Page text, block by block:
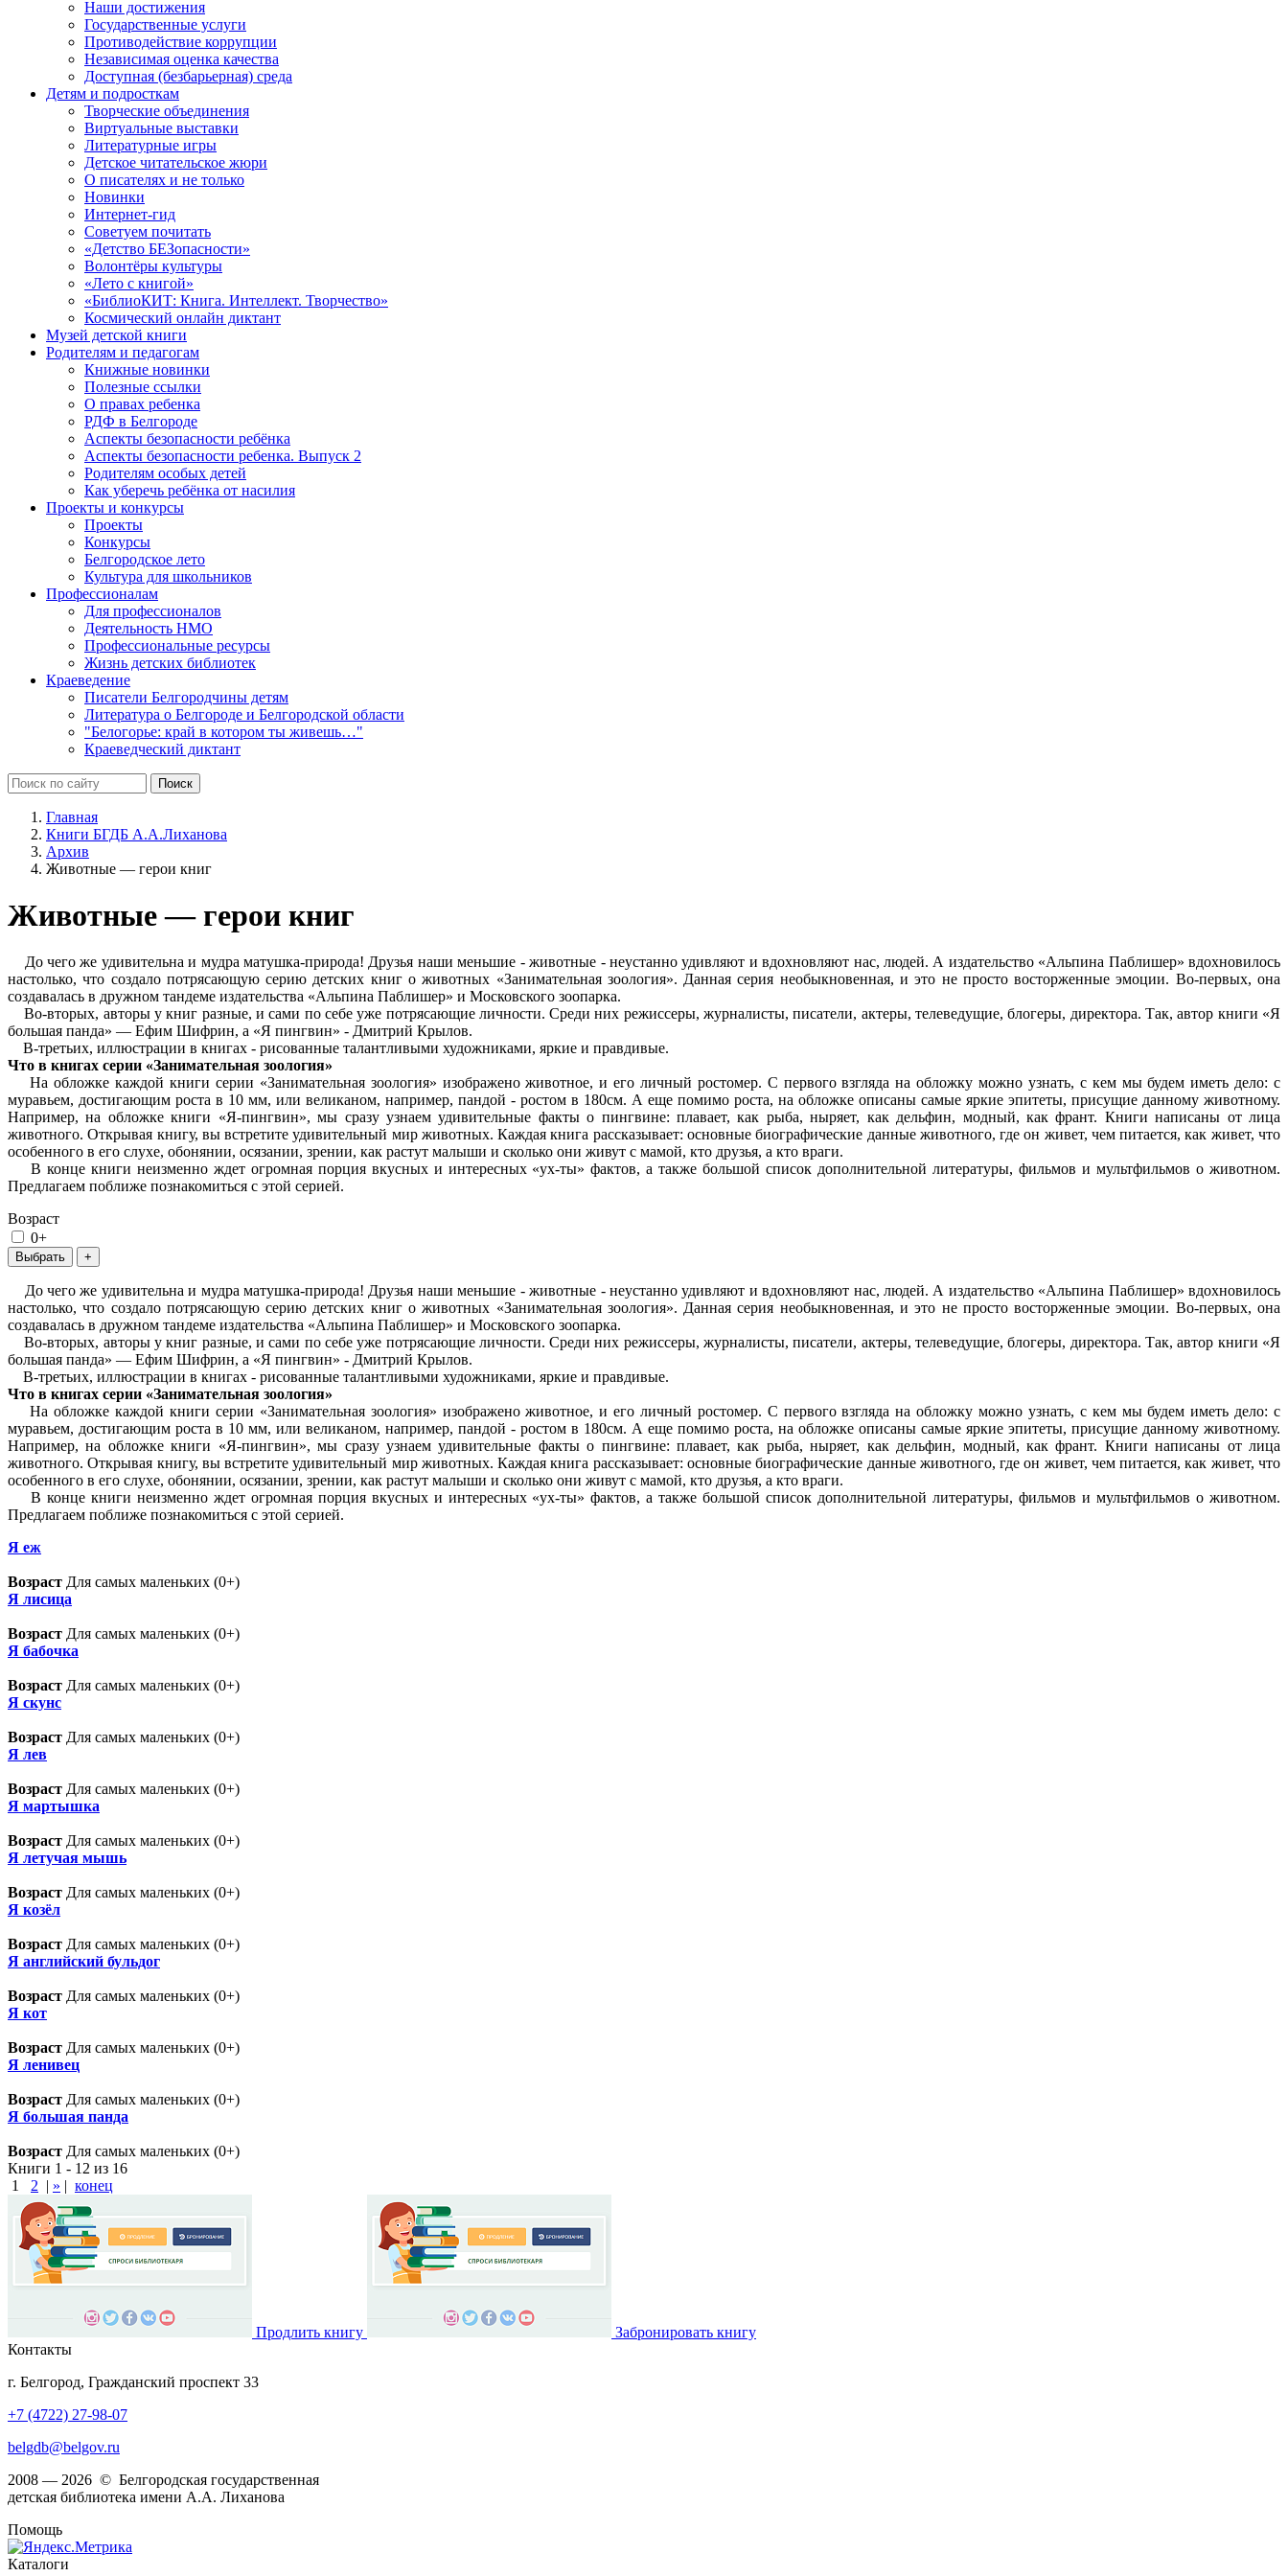
Наши достижения
Государственные услуги
Противодействие коррупции
Независимая оценка качества
Доступная (безбарьерная) среда
Детям и подросткам
Творческие объединения
Виртуальные выставки
Литературные игры
Детское читательское жюри
О писателях и не только
Новинки
Интернет-гид
Советуем почитать
«Детство БЕЗопасности»
Волонтёры культуры
«Лето с книгой»
«БиблиоКИТ: Книга. Интеллект. Творчество»
Космический онлайн диктант
Музей детской книги
Родителям и педагогам
Книжные новинки
Полезные ссылки
О правах ребенка
РДФ в Белгороде
Аспекты безопасности ребёнка
Аспекты безопасности ребенка. Выпуск 2
Родителям особых детей
Как уберечь ребёнка от насилия
Проекты и конкурсы
Проекты
Конкурсы
Белгородское лето
Культура для школьников
Профессионалам
Для профессионалов
Деятельность НМО
Профессиональные ресурсы
Жизнь детских библиотек
Краеведение
Писатели Белгородчины детям
Литература о Белгороде и Белгородской области
"Белогорье: край в котором ты живешь…"
Краеведческий диктант
Главная
Книги БГДБ А.А.Лиханова
Архив
Животные — герои книг
Животные — герои книг
До чего же удивительна и мудра матушка-природа! Друзья наши меньшие - животные - неустанно удивляют и вдохновляют нас, людей. А издательство «Альпина Паблишер» вдохновилось
настолько, что создало потрясающую серию детских книг о животных «Занимательная зоология». Данная серия необыкновенная, и это не просто восторженные эмоции. Во-первых, она
создавалась в дружном тандеме издательства «Альпина Паблишер» и Московского зоопарка.
Во-вторых, авторы у книг разные, и сами по себе уже потрясающие личности. Среди них режиссеры, журналисты, писатели, актеры, телеведущие, блогеры, директора. Так, автор книги «Я
большая панда» — Ефим Шифрин, а «Я пингвин» - Дмитрий Крылов.
В-третьих, иллюстрации в книгах - рисованные талантливыми художниками, яркие и правдивые.
Что в книгах серии «Занимательная зоология»
На обложке каждой книги серии «Занимательная зоология» изображено животное, и его личный ростомер. С первого взгляда на обложку можно узнать, с кем мы будем иметь дело: с
муравьем, достигающим роста в 10 мм, или великаном, например, пандой - ростом в 180см. А еще помимо роста, на обложке описаны самые яркие эпитеты, присущие данному животному.
Например, на обложке книги «Я-пингвин», мы сразу узнаем удивительные факты о пингвине: плавает, как рыба, ныряет, как дельфин, модный, как франт. Книги написаны от лица
животного. Открывая книгу, вы встретите удивительный мир животных. Каждая книга рассказывает: основные биографические данные животного, где он живет, чем питается, как живет, что
особенного в его слухе, обонянии, осязании, зрении, как растут малыши и сколько они живут с мамой, кто друзья, а кто враги.
В конце книги неизменно ждет огромная порция вкусных и интересных «ух-ты» фактов, а также большой список дополнительной литературы, фильмов и мультфильмов о животном.
Предлагаем поближе познакомиться с этой серией.
Возраст
0+
До чего же удивительна и мудра матушка-природа! Друзья наши меньшие - животные - неустанно удивляют и вдохновляют нас, людей. А издательство «Альпина Паблишер» вдохновилось
настолько, что создало потрясающую серию детских книг о животных «Занимательная зоология». Данная серия необыкновенная, и это не просто восторженные эмоции. Во-первых, она
создавалась в дружном тандеме издательства «Альпина Паблишер» и Московского зоопарка.
Во-вторых, авторы у книг разные, и сами по себе уже потрясающие личности. Среди них режиссеры, журналисты, писатели, актеры, телеведущие, блогеры, директора. Так, автор книги «Я
большая панда» — Ефим Шифрин, а «Я пингвин» - Дмитрий Крылов.
В-третьих, иллюстрации в книгах - рисованные талантливыми художниками, яркие и правдивые.
Что в книгах серии «Занимательная зоология»
На обложке каждой книги серии «Занимательная зоология» изображено животное, и его личный ростомер. С первого взгляда на обложку можно узнать, с кем мы будем иметь дело: с
муравьем, достигающим роста в 10 мм, или великаном, например, пандой - ростом в 180см. А еще помимо роста, на обложке описаны самые яркие эпитеты, присущие данному животному.
Например, на обложке книги «Я-пингвин», мы сразу узнаем удивительные факты о пингвине: плавает, как рыба, ныряет, как дельфин, модный, как франт. Книги написаны от лица
животного. Открывая книгу, вы встретите удивительный мир животных. Каждая книга рассказывает: основные биографические данные животного, где он живет, чем питается, как живет, что
особенного в его слухе, обонянии, осязании, зрении, как растут малыши и сколько они живут с мамой, кто друзья, а кто враги.
В конце книги неизменно ждет огромная порция вкусных и интересных «ух-ты» фактов, а также большой список дополнительной литературы, фильмов и мультфильмов о животном.
Предлагаем поближе познакомиться с этой серией.
Я eж
Возраст Для самых маленьких (0+)
Я лисица
Возраст Для самых маленьких (0+)
Я бабочка
Возраст Для самых маленьких (0+)
Я скунс
Возраст Для самых маленьких (0+)
Я лев
Возраст Для самых маленьких (0+)
Я мартышка
Возраст Для самых маленьких (0+)
Я летучая мышь
Возраст Для самых маленьких (0+)
Я козёл
Возраст Для самых маленьких (0+)
Я английский бульдог
Возраст Для самых маленьких (0+)
Я кот
Возраст Для самых маленьких (0+)
Я ленивец
Возраст Для самых маленьких (0+)
Я большая панда
Возраст Для самых маленьких (0+)
Книги 1 - 12 из 16
1
2 | » | конец
Продлить книгу
Забронировать книгу
Контакты
г. Белгород, Гражданский проспект 33
+7 (4722) 27-98-07
belgdb@belgov.ru
2008 — 2026 © Белгородская государственная
детская библиотека имени А.А. Лиханова
Помощь
Каталоги